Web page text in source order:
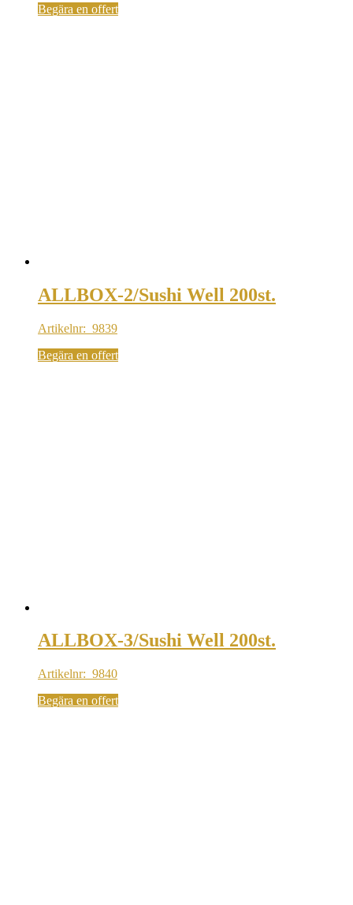
Begära en offert
ALLBOX-2/Sushi Well 200st.
Artikelnr: 9839
Begära en offert
ALLBOX-3/Sushi Well 200st.
Artikelnr: 9840
Begära en offert